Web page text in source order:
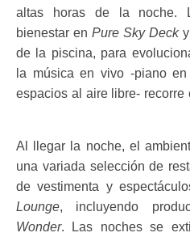
altas horas de la noche.
bienestar en Pure Sky Decky
de la piscina, para
la música en vivo -piano
espacios al aire libre- recorre
Al llegar la noche, el
una variada selección de
de vestimenta y
Lounge, incluyendo
Wonder. Las noches se